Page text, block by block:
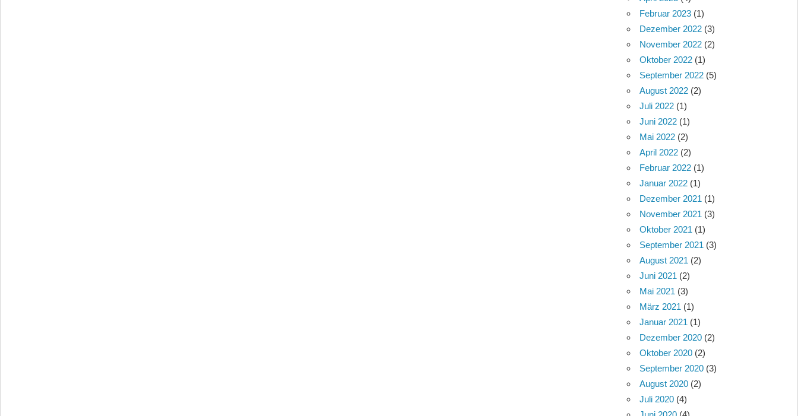
Februar 2023 (1)
Dezember 2022 (3)
November 2022 (2)
Oktober 2022 (1)
September 2022 (5)
August 2022 (2)
Juli 2022 (1)
Juni 2022 (1)
Mai 2022 (2)
April 2022 (2)
Februar 2022 (1)
Januar 2022 (1)
Dezember 2021 (1)
November 2021 (3)
Oktober 2021 (1)
September 2021 (3)
August 2021 (2)
Juni 2021 (2)
Mai 2021 (3)
März 2021 (1)
Januar 2021 (1)
Dezember 2020 (2)
Oktober 2020 (2)
September 2020 (3)
August 2020 (2)
Juli 2020 (4)